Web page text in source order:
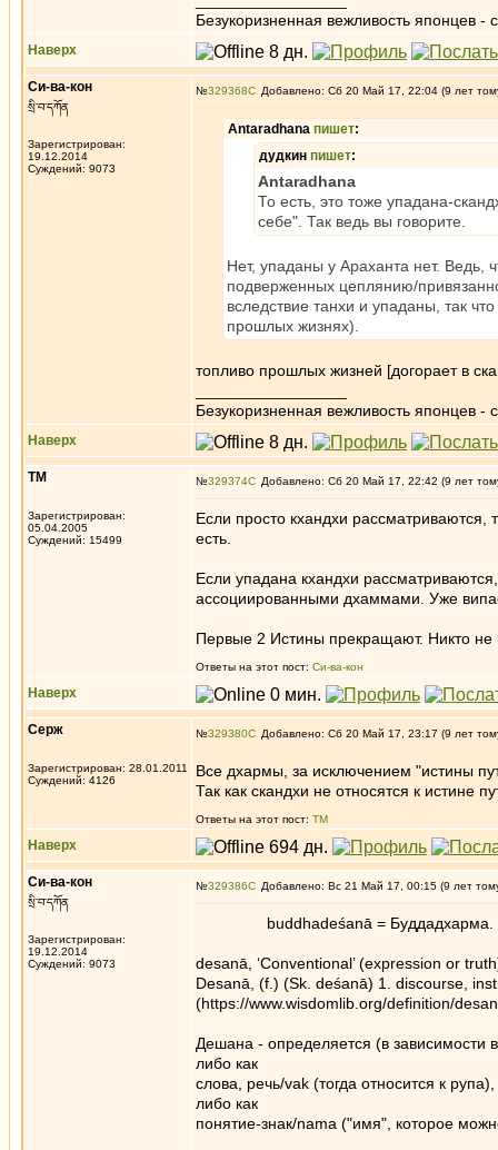
Безукоризненная вежливость японцев -
Наверх
Си-ва-кон
སྲི་བ་དཀོན
Зарегистрирован:
19.12.2014
Суждений: 9073
№329368 Добавлено: Сб 20 Май 17, 22:04 (9 лет
Antaradhana пишет:
дудкин пишет:
Antaradhana
То есть, это тоже упадана-
себе". Так ведь вы говорите.
Нет, упаданы у Араханта нет. Ведь,
подверженных цеплянию/
вследствие танхи и упаданы, так
прошлых жизнях).
топливо прошлых жизней [догорает в
Безукоризненная вежливость японцев -
Наверх
ТМ
Зарегистрирован:
05.04.2005
Суждений: 15499
№329374 Добавлено: Сб 20 Май 17, 22:42 (9 лет
Если просто кхандхи рассматриваются,
есть.
Если упадана кхандхи
ассоциированными дхаммами. Уже
Первые 2 Истины прекращают. Никто не
Ответы на этот пост: Си-ва-кон
Наверх
Серж
Зарегистрирован: 28.01.2011
Суждений: 4126
№329380 Добавлено: Сб 20 Май 17, 23:17 (9 лет
Все дхармы, за исключением "истины
Так как скандхи не относятся к истине
Ответы на этот пост: ТМ
Наверх
Си-ва-кон
སྲི་བ་དཀོན
Зарегистрирован:
19.12.2014
Суждений: 9073
№329386 Добавлено: Вс 21 Май 17, 00:15 (9 лет
buddhadeśanā = Буддадхарма.
desanā, ‘Conventional’ (expression or
Desanā, (f.) (Sk. deśanā) 1. discourse,
(https://www.wisdomlib.org/definition/
Дешана - определяется (в зависимости
либо как
слова, речь/vak (тогда относится к рупа),
либо как
понятие-знак/nama ("имя", которое